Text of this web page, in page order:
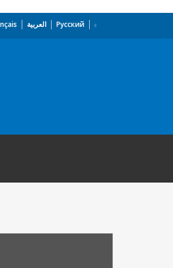
العربية Русский